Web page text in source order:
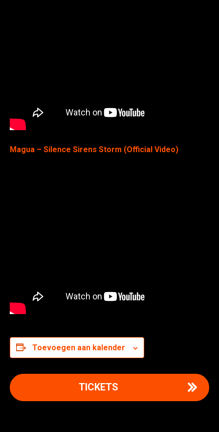
Magua – Silence Sirens Storm (Official Video)
Toevoegen aan kalender
TICKETS